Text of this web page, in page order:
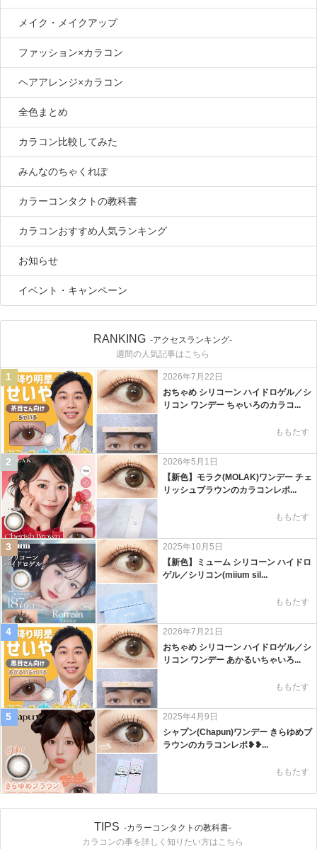
メイク・メイクアップ
ファッション×カラコン
ヘアアレンジ×カラコン
全色まとめ
カラコン比較してみた
みんなのちゃくれぽ
カラーコンタクトの教科書
カラコンおすすめ人気ランキング
お知らせ
イベント・キャンペーン
RANKING -アクセスランキング-
週間の人気記事はこちら
1
2026年7月22日
おちゃめ シリコーン ハイドロゲル／シ
リコン ワンデー ちゃいろのカラコ...
ももたす
2
2026年5月1日
【新色】モラク(MOLAK)ワンデー チェ
リッシュブラウンのカラコンレポ...
ももたす
3
2025年10月5日
【新色】ミューム シリコーン ハイドロ
ゲル／シリコン(miium sil...
ももたす
4
2026年7月21日
おちゃめ シリコーン ハイドロゲル／シ
リコン ワンデー あかるいちゃいろ...
ももたす
5
2025年4月9日
シャプン(Chapun)ワンデー きらゆめブ
ラウンのカラコンレポ❥❥...
ももたす
TIPS -カラーコンタクトの教科書-
カラコンの事を詳しく知りたい方はこちら